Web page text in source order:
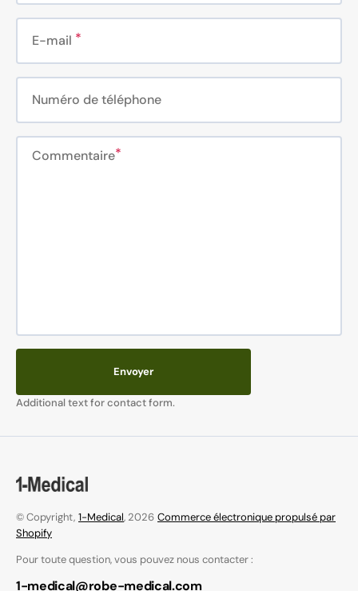
E-mail
Numéro de téléphone
Commentaire
Envoyer
Additional text for contact form.
© Copyright, 1-Medical, 2026 Commerce électronique propulsé par
Shopify
Pour toute question, vous pouvez nous contacter :
1-medical@robe-medical.com